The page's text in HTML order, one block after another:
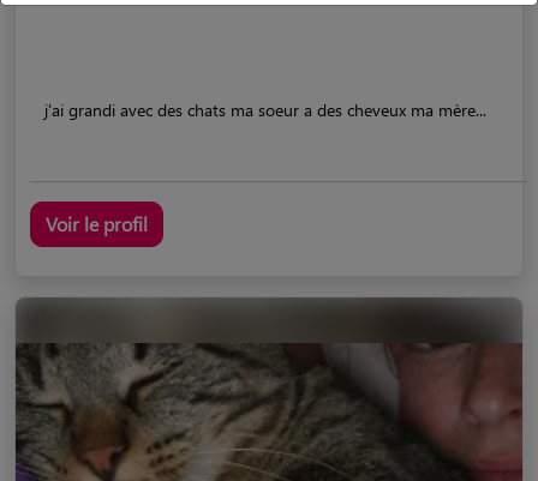
j'ai grandi avec des chats ma soeur a des cheveux ma mère...
Voir le profil